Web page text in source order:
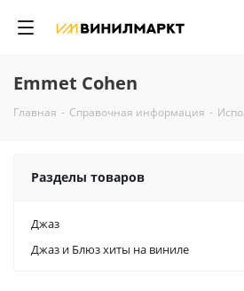
Emmet Cohen
Главная - Справочная информация -
Разделы товаров
Джаз
Джаз и Блюз хиты на виниле